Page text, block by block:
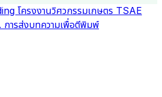
โครงงานวิศวกรรมเกษตร TSAE
การส่งบทความเพื่อตีพิมพ์